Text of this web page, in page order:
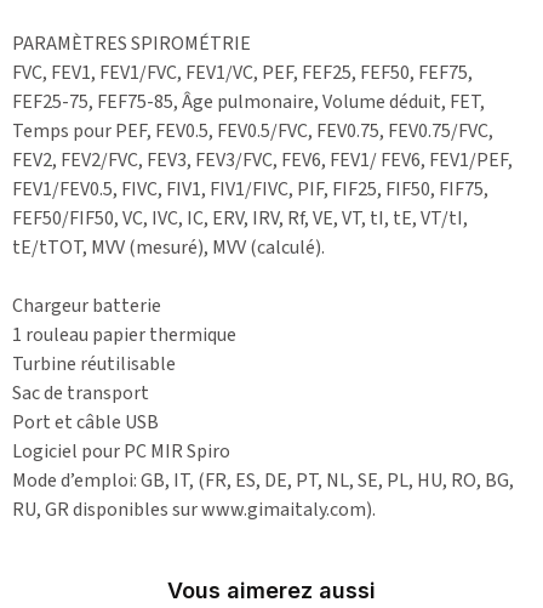
PARAMÈTRES SPIROMÉTRIE
FVC, FEV1, FEV1/FVC, FEV1/VC, PEF, FEF25, FEF50, FEF75,
FEF25-75, FEF75-85, Âge pulmonaire, Volume déduit, FET,
Temps pour PEF, FEV0.5, FEV0.5/FVC, FEV0.75, FEV0.75/FVC,
FEV2, FEV2/FVC, FEV3, FEV3/FVC, FEV6, FEV1/ FEV6, FEV1/PEF,
FEV1/FEV0.5, FIVC, FIV1, FIV1/FIVC, PIF, FIF25, FIF50, FIF75,
FEF50/FIF50, VC, IVC, IC, ERV, IRV, Rf, VE, VT, tI, tE, VT/tI,
tE/tTOT, MVV (mesuré), MVV (calculé).
Chargeur batterie
1 rouleau papier thermique
Turbine réutilisable
Sac de transport
Port et câble USB
Logiciel pour PC MIR Spiro
Mode d’emploi: GB, IT, (FR, ES, DE, PT, NL, SE, PL, HU, RO, BG,
RU, GR disponibles sur www.gimaitaly.com).
Vous aimerez aussi